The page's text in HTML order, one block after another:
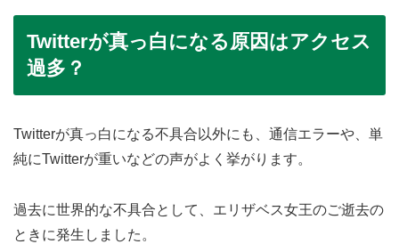
Twitterが真っ白になる原因はアクセス
過多？
Twitterが真っ白になる不具合以外にも、通信エラーや、単
純にTwitterが重いなどの声がよく挙がります。
過去に世界的な不具合として、エリザベス女王のご逝去の
ときに発生しました。